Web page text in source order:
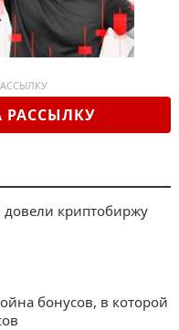
РАССЫЛКУ
довели криптобиржу
бонусов, в которой